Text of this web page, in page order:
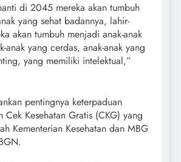
di 2045 mereka akan tumbuh
yang sehat badannya, lahir-
akan tumbuh menjadi anak-anak
anak yang cerdas, anak-anak yang
yang memiliki intelektual,”
pentingnya keterpaduan
Cek Kesehatan Gratis (CKG) yang
Kementerian Kesehatan dan MBG